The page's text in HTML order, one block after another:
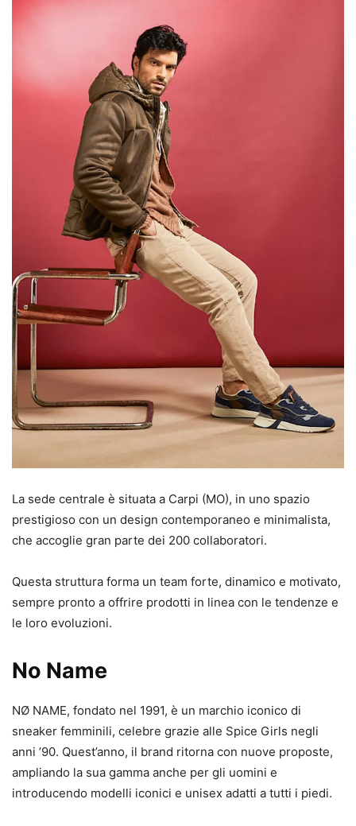
La sede centrale è situata a Carpi (MO), in uno spazio
prestigioso con un design contemporaneo e minimalista,
che accoglie gran parte dei 200 collaboratori.
Questa struttura forma un team forte, dinamico e motivato,
sempre pronto a offrire prodotti in linea con le tendenze e
le loro evoluzioni.
No Name
NØ NAME, fondato nel 1991, è un marchio iconico di
sneaker femminili, celebre grazie alle Spice Girls negli
anni ’90. Quest’anno, il brand ritorna con nuove proposte,
ampliando la sua gamma anche per gli uomini e
introducendo modelli iconici e unisex adatti a tutti i piedi.